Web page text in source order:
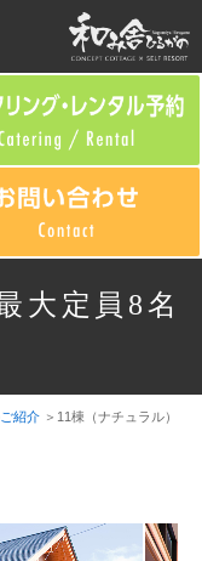
大定員8名
紹介 11棟（ナチュラル）